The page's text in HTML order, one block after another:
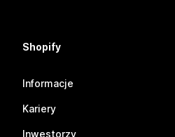
Shopify
Informacje
Kariery
Inwestorzy